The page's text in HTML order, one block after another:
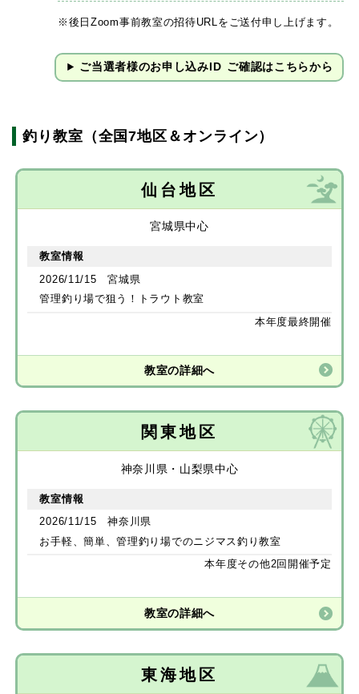
※後日Zoom事前教室の招待URLをご送付申し上げます。
ご当選者様のお申し込みID ご確認はこちらから
釣り教室（全国7地区 ＆オンライン）
仙台地区
宮城県中心
教室情報
2026/11/15 宮城県
管理釣り場で狙う！トラウト教室
本年度最終開催
教室の詳細へ
関東地区
神奈川県・山梨県中心
教室情報
2026/11/15 神奈川県
お手軽、簡単、管理釣り場でのニジマス釣り教室
本年度その他2回開催予定
教室の詳細へ
東海地区